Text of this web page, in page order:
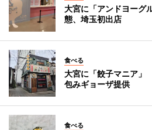
大宮に「アンドヨー
態、埼玉初出店
食べる
大宮に「餃子マニア
包みギョーザ提供
食べる